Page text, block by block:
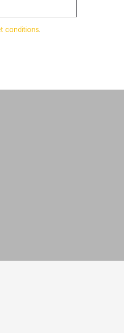
conditions.